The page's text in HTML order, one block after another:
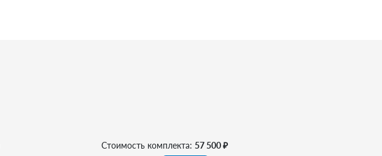
Стоимость комплекта: 57 500 ₽